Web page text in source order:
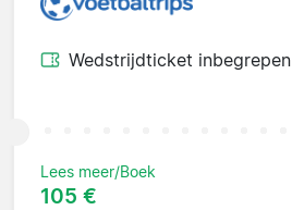
Wedstrijdticket inbegrepen
Lees meer/Boek
105 €